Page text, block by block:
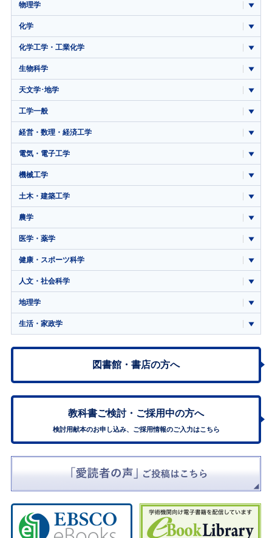
物理学
化学
化学工学・工業化学
生物科学
天文学･地学
工学一般
経営・数理・経済工学
電気・電子工学
機械工学
土木・建築工学
農学
医学・薬学
健康・スポーツ科学
人文・社会科学
地理学
生活・家政学
図書館・書店の方へ
教科書ご検討・ ご採用中の方へ
検討用献本のお申し込み、ご採用情報のご入力はこちら